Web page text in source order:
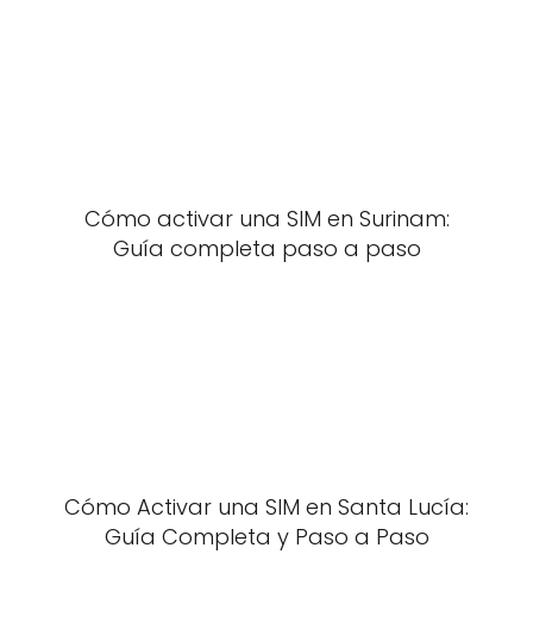
Cómo activar una SIM en Surinam:
Guía completa paso a paso
Cómo Activar una SIM en Santa Lucía:
Guía Completa y Paso a Paso